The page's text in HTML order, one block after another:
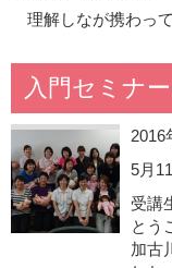
理解しなが携わっ
入門セミナ
2016
5月
受講
とう
加古